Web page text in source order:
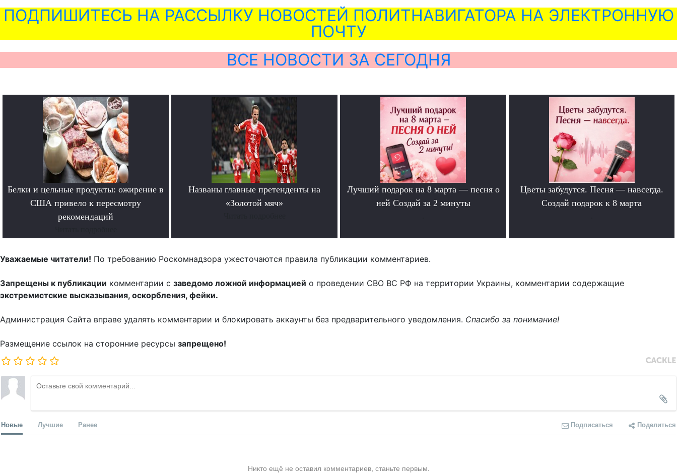
ПОДПИШИТЕСЬ НА РАССЫЛКУ НОВОСТЕЙ ПОЛИТНАВИГАТОРА НА ЭЛЕКТРОННУЮ
ПОЧТУ
ВСЕ НОВОСТИ ЗА СЕГОДНЯ
Белки и цельные продукты: ожирение в
США привело к пересмотру
рекомендаций
Названы главные претенденты на
«Золотой мяч»
Лучший подарок на 8 марта — песня о
ней Создай за 2 минуты
Цветы забудутся. Песня — навсегда.
Создай подарок к 8 марта
Уважаемые читатели! По требованию Роскомнадзора ужесточаются правила публикации комментариев.
Запрещены к публикации комментарии с заведомо ложной информацией о проведении СВО ВС РФ на территории Украины, комментарии содержащие
экстремистские высказывания, оскорбления, фейки.
Администрация Сайта вправе удалять комментарии и блокировать аккаунты без предварительного уведомления. Спасибо за понимание!
Размещение ссылок на сторонние ресурсы запрещено!
Новые Лучшие Ранее Подписаться Поделиться
Никто ещё не оставил комментариев, станьте первым.